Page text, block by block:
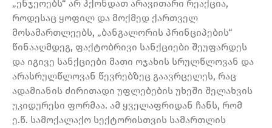
„ენჯეოებს“ არ ჰქონდათ არავითარი რეაქცია,
როდესაც ყოფილ და მოქმედ ქართველ
მოსამართლეებს, „ბანგალორის პრინციპების“
წინააღმდეგ, ფაქტობრივი სანქციები შეუფარდეს
და იგივე სანქციები მათი ოჯახის სრულწლოვან და
არასრულწლოვან წევრებზეც გაავრცელეს, რაც
ადამიანის ძირითადი უფლებების უხეში შელახვის
უკიდურესი ფორმაა. ამ ყველაფრიდან ჩანს, რომ
ე.წ. სამოქალაქო სექტორისთვის სამართლის